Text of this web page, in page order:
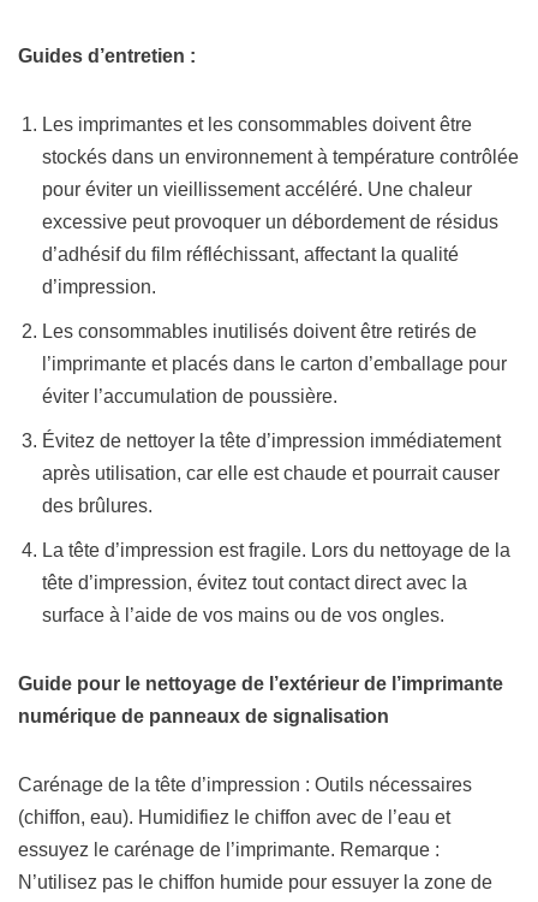
Guides d’entretien :
Les imprimantes et les consommables doivent être
stockés dans un environnement à température contrôlée
pour éviter un vieillissement accéléré. Une chaleur
excessive peut provoquer un débordement de résidus
d’adhésif du film réfléchissant, affectant la qualité
d’impression.
Les consommables inutilisés doivent être retirés de
l’imprimante et placés dans le carton d’emballage pour
éviter l’accumulation de poussière.
Évitez de nettoyer la tête d’impression immédiatement
après utilisation, car elle est chaude et pourrait causer
des brûlures.
La tête d’impression est fragile. Lors du nettoyage de la
tête d’impression, évitez tout contact direct avec la
surface à l’aide de vos mains ou de vos ongles.
Guide pour le nettoyage de l’extérieur de l’imprimante
numérique de panneaux de signalisation
Carénage de la tête d’impression : Outils nécessaires
(chiffon, eau). Humidifiez le chiffon avec de l’eau et
essuyez le carénage de l’imprimante. Remarque :
N’utilisez pas le chiffon humide pour essuyer la zone de